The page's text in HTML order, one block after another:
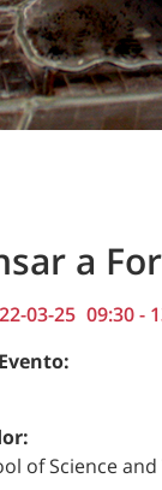
a
03-25 09:30-
of Science